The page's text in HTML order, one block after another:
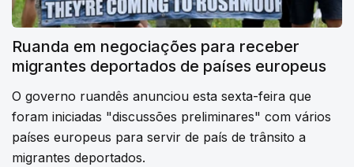
Ruanda em negociações para receber
migrantes deportados de países europeus
O governo ruandês anunciou esta sexta-feira que
foram iniciadas "discussões preliminares" com vários
países europeus para servir de país de trânsito a
migrantes deportados.